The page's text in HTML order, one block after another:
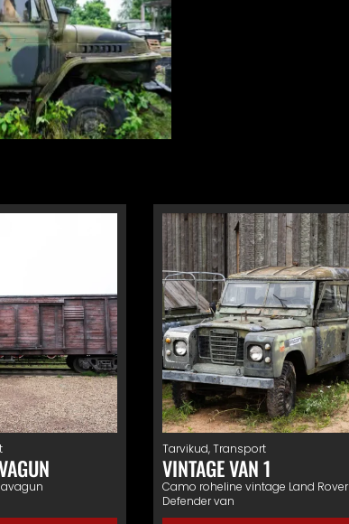
Tarvikud,Transport
VINTAGE VAN 1
Camo roheline vintage Land Rover
Defender van